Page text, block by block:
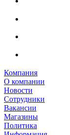
Компания
О компании
Новости
Сотрудники
Вакансии
Магазины
Политика